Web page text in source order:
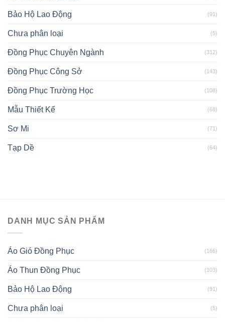
Bảo Hộ Lao Động (91)
Chưa phân loại (5)
Đồng Phục Chuyên Ngành (312)
Đồng Phục Công Sở (143)
Đồng Phục Trường Học (108)
Mẫu Thiết Kế (68)
Sơ Mi (71)
Tạp Dề (64)
DANH MỤC SẢN PHẨM
Áo Gió Đồng Phục (166)
Áo Thun Đồng Phục (103)
Bảo Hộ Lao Động (91)
Chưa phân loại (5)